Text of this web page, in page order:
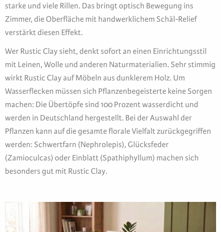
starke und viele Rillen. Das bringt optisch Bewegung ins
Zimmer, die Oberfläche mit handwerklichem Schäl-Relief
verstärkt diesen Effekt.
Wer Rustic Clay sieht, denkt sofort an einen Einrichtungsstil
mit Leinen, Wolle und anderen Naturmaterialien. Sehr stimmig
wirkt Rustic Clay auf Möbeln aus dunklerem Holz. Um
Wasserflecken müssen sich Pflanzenbegeisterte keine Sorgen
machen: Die Übertöpfe sind 100 Prozent wasserdicht und
werden in Deutschland hergestellt. Bei der Auswahl der
Pflanzen kann auf die gesamte florale Vielfalt zurückgegriffen
werden: Schwertfarn (Nephrolepis), Glücksfeder
(Zamioculcas) oder Einblatt (Spathiphyllum) machen sich
besonders gut mit Rustic Clay.